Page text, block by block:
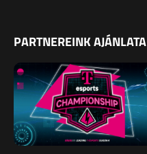
PARTNEREINK AJÁNLATA